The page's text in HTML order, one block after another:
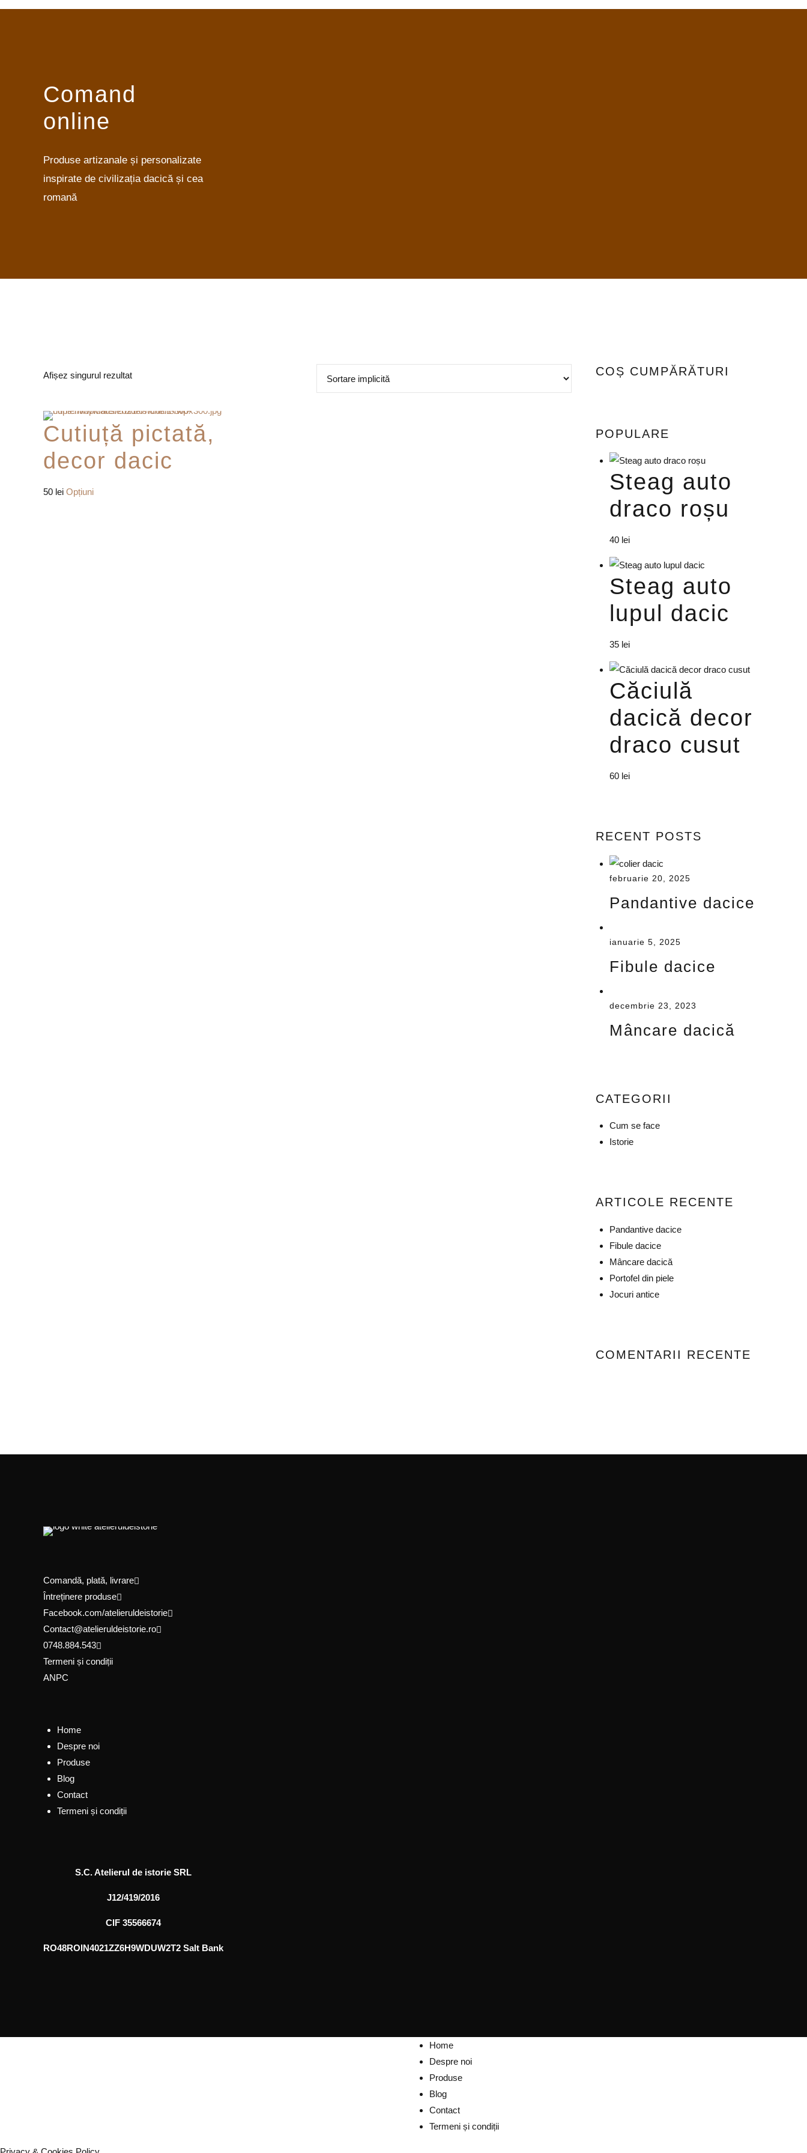
Comand
online
Produse artizanale și personalizate
inspirate de civilizația dacică și cea
romană
Afișez singurul rezultat
Cutiuță pictată,
decor dacic
50 lei OpțiuniAcest
COȘ CUMPĂRĂTURI
POPULARE
Steag auto
draco roșu
40 lei
Steag auto
lupul dacic
35 lei
Căciulă
dacică decor
draco cusut
60 lei
RECENT POSTS
februarie 20, 2025
Pandantive dacice
ianuarie 5, 2025
Fibule dacice
decembrie 23, 2023
Mâncare dacică
CATEGORII
Cum se face
Istorie
ARTICOLE RECENTE
Pandantive dacice
Fibule dacice
Mâncare dacică
Portofel din piele
Jocuri antice
COMENTARII RECENTE
Comandă, plată, livrare
Întreținere produse
Facebook.com/atelieruldeistorie
Contact@atelieruldeistorie.ro
0748.884.543
Termeni și condiții
ANPC
Home
Despre noi
Produse
Blog
Contact
Termeni și condiții
S.C. Atelierul de istorie SRL
J12/419/2016
CIF 35566674
RO48ROIN4021ZZ6H9WDUW2T2 Salt Bank
Home
Despre noi
Produse
Blog
Contact
Termeni și condiții